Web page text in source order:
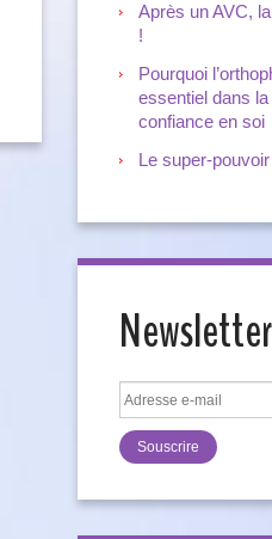
Après un AVC,
!
Pourquoi
essentiel dans
confiance en soi
Le super-
Newsletter
Adresse
e-
mail